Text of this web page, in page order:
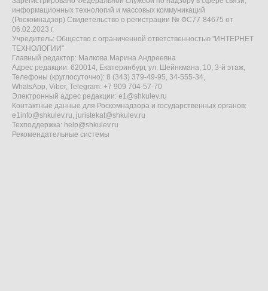
информационных технологий и массовых коммуникаций
(Роскомнадзор) Свидетельство о регистрации № ФС77-84675 от
06.02.2023 г.
Учредитель: Общество с ограниченной ответственностью "ИНТЕРНЕТ
ТЕХНОЛОГИИ"
Главный редактор: Малкова Марина Андреевна
Адрес редакции: 620014, Екатеринбург, ул. Шейнкмана, 10, 3-й этаж,
Телефоны (круглосуточно): 8 (343) 379-49-95, 34-555-34,
WhatsApp, Viber, Telegram: +7 909 704-57-70
Электронный адрес редакции: e1@shkulev.ru
Контактные данные для Роскомнадзора и государственных органов:
e1info@shkulev.ru, juristekat@shkulev.ru
Техподдержка: help@shkulev.ru
Рекомендательные системы